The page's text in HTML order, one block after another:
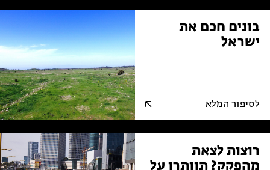
בונים חכם את
ישראל
לסיפור המלא
רוצות לצאת
מהפקק? תוותרו על